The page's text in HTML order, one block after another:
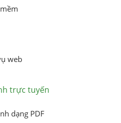
web
trực tuyến
dạng PDF